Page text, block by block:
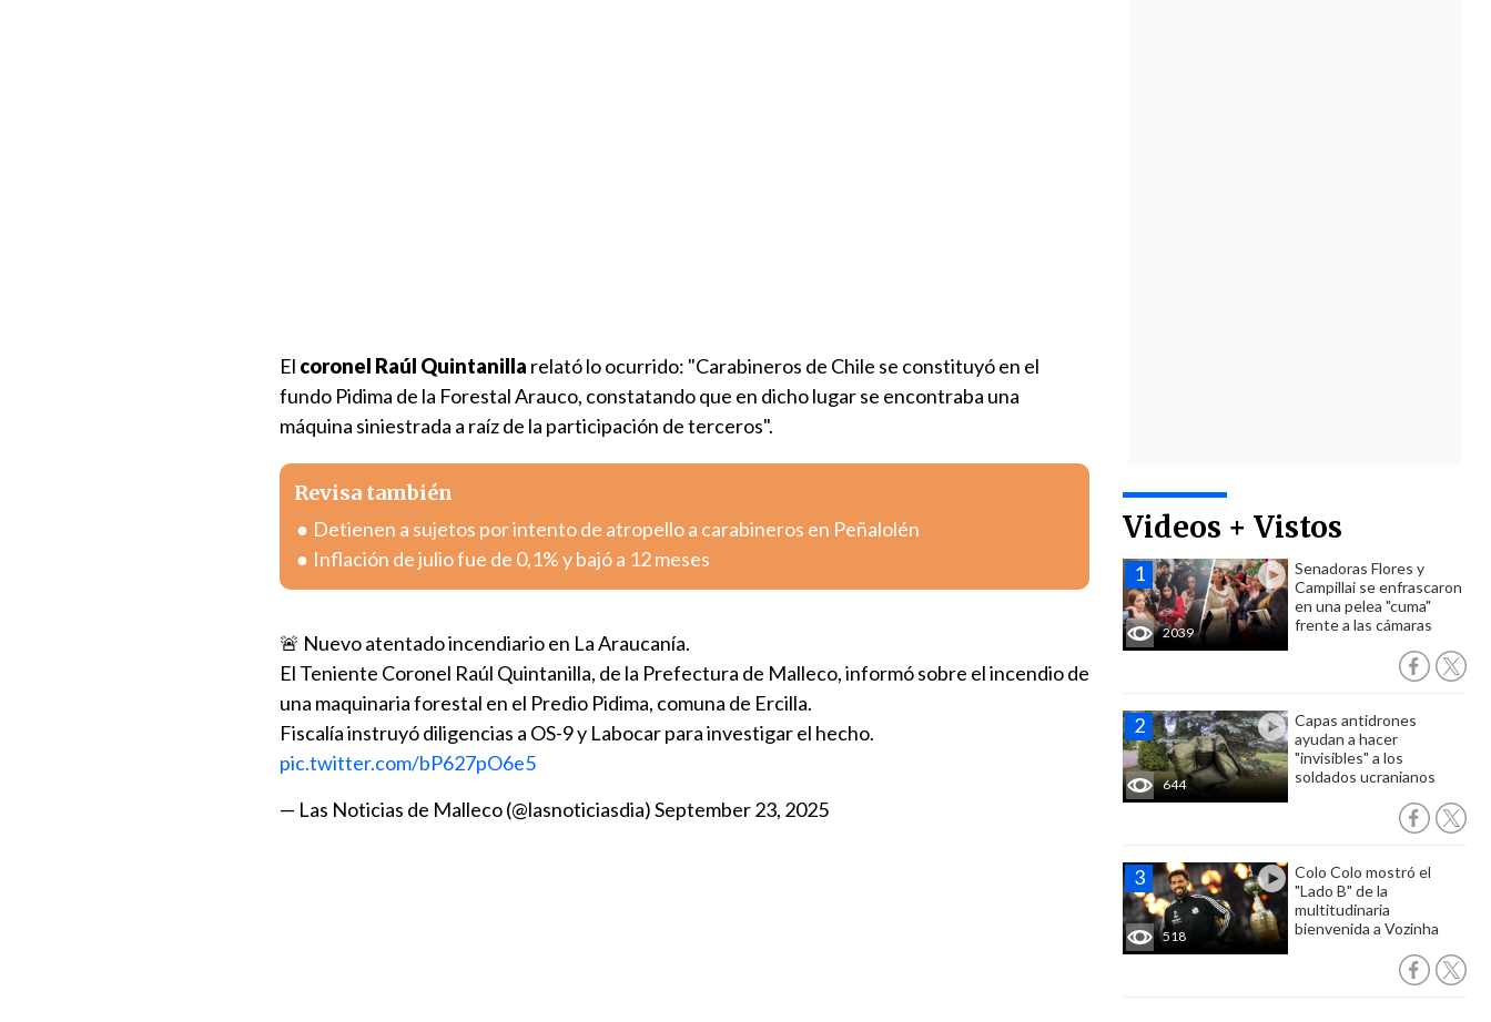
Videos + Vistos
2039
Senadoras Flores y
Campillai se enfrascaron
en una pelea "cuma"
frente a las cámaras
644
Capas antidrones
ayudan a hacer
"invisibles" a los
soldados ucranianos
518
Colo Colo mostró el
"Lado B" de la
multitudinaria
bienvenida a Vozinha
El coronel Raúl Quintanilla relató lo ocurrido: "Carabineros de Chile se constituyó en el
fundo Pidima de la Forestal Arauco, constatando que en dicho lugar se encontraba una
máquina siniestrada a raíz de la participación de terceros".
Revisa también
Detienen a sujetos por intento de atropello a carabineros en Peñalolén
Inflación de julio fue de 0,1% y bajó a 12 meses
🚨 Nuevo atentado incendiario en La Araucanía.
El Teniente Coronel Raúl Quintanilla, de la Prefectura de Malleco, informó sobre el incendio de
una maquinaria forestal en el Predio Pidima, comuna de Ercilla.
Fiscalía instruyó diligencias a OS-9 y Labocar para investigar el hecho.
pic.twitter.com/bP627pO6e5
— Las Noticias de Malleco (@lasnoticiasdia)September 23, 2025